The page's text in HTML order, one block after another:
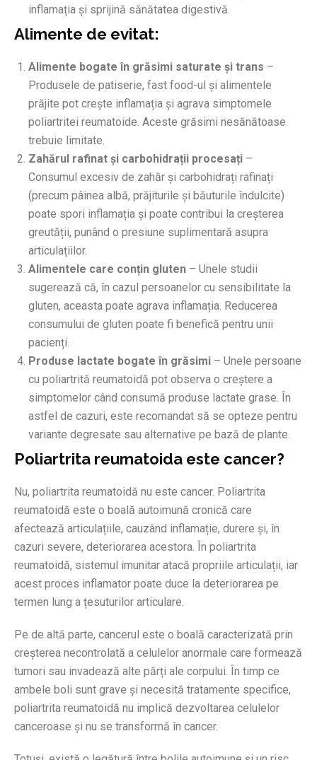
inflamația și sprijină sănătatea digestivă.
Alimente de evitat:
Alimente bogate în grăsimi saturate și trans –
Produsele de patiserie, fast food-ul și alimentele
prăjite pot crește inflamația și agrava simptomele
poliartritei reumatoide. Aceste grăsimi nesănătoase
trebuie limitate.
Zahărul rafinat și carbohidrații procesați –
Consumul excesiv de zahăr și carbohidrați rafinați
(precum pâinea albă, prăjiturile și băuturile îndulcite)
poate spori inflamația și poate contribui la creșterea
greutății, punând o presiune suplimentară asupra
articulațiilor.
Alimentele care conțin gluten – Unele studii
sugerează că, în cazul persoanelor cu sensibilitate la
gluten, aceasta poate agrava inflamația. Reducerea
consumului de gluten poate fi benefică pentru unii
pacienți.
Produse lactate bogate în grăsimi – Unele persoane
cu poliartrită reumatoidă pot observa o creștere a
simptomelor când consumă produse lactate grase. În
astfel de cazuri, este recomandat să se opteze pentru
variante degresate sau alternative pe bază de plante.
Poliartrita reumatoida este cancer?
Nu, poliartrita reumatoidă nu este cancer. Poliartrita
reumatoidă este o boală autoimună cronică care
afectează articulațiile, cauzând inflamație, durere și, în
cazuri severe, deteriorarea acestora. În poliartrita
reumatoidă, sistemul imunitar atacă propriile articulații, iar
acest proces inflamator poate duce la deteriorarea pe
termen lung a țesuturilor articulare.
Pe de altă parte, cancerul este o boală caracterizată prin
creșterea necontrolată a celulelor anormale care formează
tumori sau invadează alte părți ale corpului. În timp ce
ambele boli sunt grave și necesită tratamente specifice,
poliartrita reumatoidă nu implică dezvoltarea celulelor
canceroase și nu se transformă în cancer.